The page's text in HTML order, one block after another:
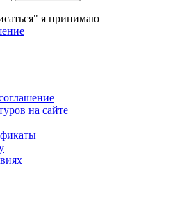
я принимаю
на сайте